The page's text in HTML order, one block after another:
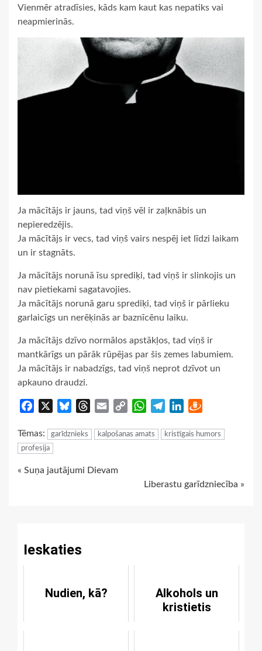
Vienmēr atradīsies, kāds kam kaut kas nepatiks vai
neapmierinās.
Ja mācītājs ir jauns, tad viņš vēl ir zaļknābis un
nepieredzējis.
Ja mācītājs ir vecs, tad viņš vairs nespēj iet līdzi laikam
un ir stagnāts.
Ja mācītājs norunā īsu sprediķi, tad viņš ir slinkojis un
nav pietiekami sagatavojies.
Ja mācītājs norunā garu sprediķi, tad viņš ir pārlieku
garlaicīgs un nerēķinās ar baznīcēnu laiku.
Ja mācītājs dzīvo normālos apstākļos, tad viņš ir
mantkārīgs un pārāk rūpējas par šis zemes labumiem.
Ja mācītājs ir nabadzīgs, tad viņš neprot dzīvot un
apkauno draudzi.
Facebook BlueskyThreads
Email
Copy
WhatsApp
TelegramLinkedIn
Tēmas: garīdznieks kalpošanas amats
kristīgais humors
profesija
Continue
« Suņa jautājumi Dievam
Liberastu garīdzniecība »
Ieskaties
Nudien, kā?
Alkohols un
kristietis